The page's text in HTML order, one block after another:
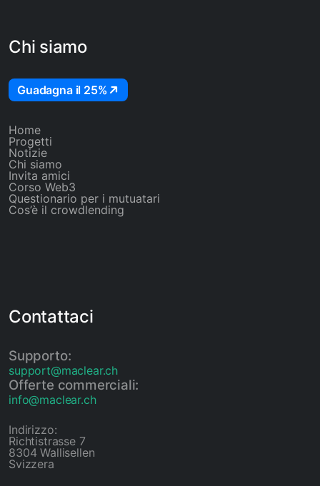
Chi siamo
Guadagna il 25%
Home
Progetti
Notizie
Chi siamo
Invita amici
Corso Web3
Questionario per i mutuatari
Cos’è il crowdlending
Contattaci
Supporto:
support@maclear.ch
Offerte commerciali:
info@maclear.ch
Indirizzo:
Richtistrasse 7
8304 Wallisellen
Svizzera